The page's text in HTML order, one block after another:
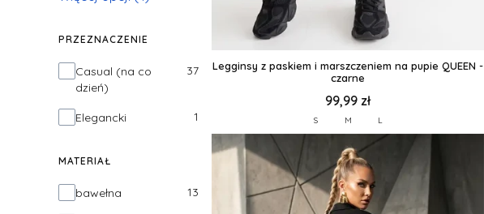
PRZEZNACZENIE
Przeznaczenie
Casual (na co
dzień)
37
Elegancki 1
MATERIAŁ
Materiał
bawełna 13
Legginsy z paskiem i marszczeniem na pupie QUEEN -
czarne
99,99 zł
S M L